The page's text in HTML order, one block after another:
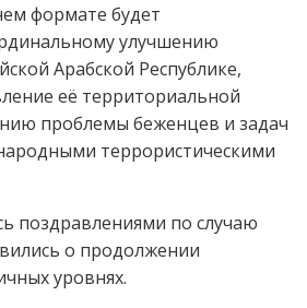
формате будет
улучшению
Арабской Республике,
её территориальной
проблемы беженцев и задач
террористическими
поздравлениями по случаю
о продолжении
уровнях.